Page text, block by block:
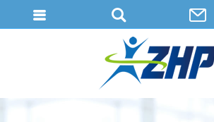
會員登入
會員登入(燈箱)
加入會員